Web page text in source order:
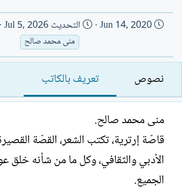
ت
ر
ي
خ
ا
إ
ن
ا
ء
Jun 14, 2020 التحديثJul 5, 2026
منى محمد صالح
نصوص تعريف بالكاتب
منى محمد صالح.
قاصّة إرترية، تكتب الشعر، القصّة
الأدبي والثقافي، وكل ما من شأنه خلق
الجميع.